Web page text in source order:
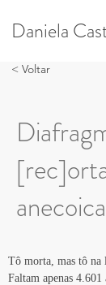
Daniela
< Voltar
Tô morta, mas tô na
Faltam apenas 4.601